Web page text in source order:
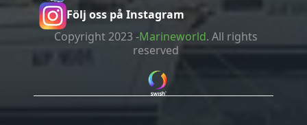
Följ oss på Instagram
Copyright 2023 -Marineworld. All rights
reserved